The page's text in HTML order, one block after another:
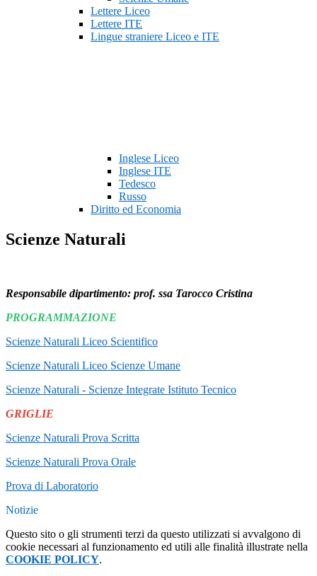
Lettere Liceo
Lettere ITE
Lingue straniere Liceo e ITE
Inglese Liceo
Inglese ITE
Tedesco
Russo
Diritto ed Economia
Scienze Naturali
Responsabile dipartimento: prof. ssa Tarocco Cristina
PROGRAMMAZIONE
Scienze Naturali Liceo Scientifico
Scienze Naturali Liceo Scienze Umane
Scienze Naturali - Scienze Integrate Istituto Tecnico
GRIGLIE
Scienze Naturali Prova Scritta
Scienze Naturali Prova Orale
Prova di Laboratorio
Notizie
Questo sito o gli strumenti terzi da questo utilizzati si avvalgono di
cookie necessari al funzionamento ed utili alle finalità illustrate nella
COOKIE POLICY.